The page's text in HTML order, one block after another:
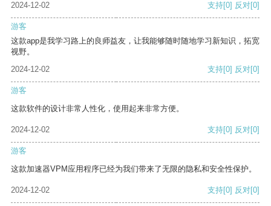
2024-12-02
支持[0] 反对[0]
游客
这款app是我学习路上的良师益友，让我能够随时随地学习新知识，拓宽
视野。
2024-12-02
支持[0] 反对[0]
游客
这款软件的设计非常人性化，使用起来非常方便。
2024-12-02 支持[0] 反对[0]
游客
这款加速器VPM应用程序已经为我们带来了无限的隐私和安全性保护。
2024-12-02 支持[0] 反对[0]